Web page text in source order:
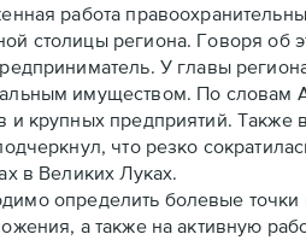
работа
столицы региона. Говоря об
У главы
имуществом. По словам
крупных предприятий. Также
что резко
в Великих Луках.
определить болевые
а также на активную